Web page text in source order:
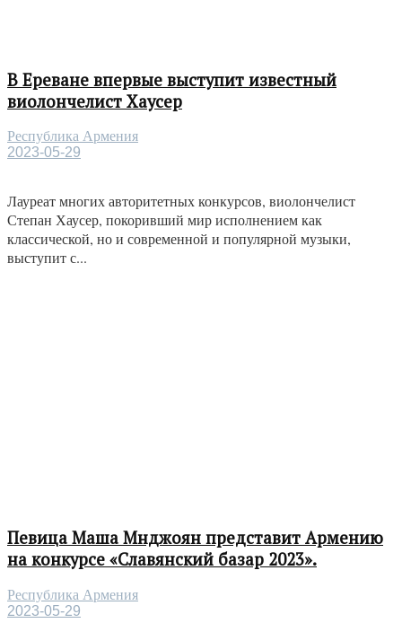
В Ереване впервые выступит известный
виолончелист Хаусер
Республика Армения
2023-05-29
Лауреат многих авторитетных конкурсов, виолончелист
Степан Хаусер, покоривший мир исполнением как
классической, но и современной и популярной музыки,
выступит с...
Певица Маша Мнджоян представит Армению
на конкурсе «Славянский базар 2023».
Республика Армения
2023-05-29